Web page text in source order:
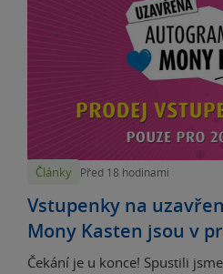
Články Před 18 hodinami
Vstupenky na
Mony Kasten jsou v
Čekání je u konce! Spustili